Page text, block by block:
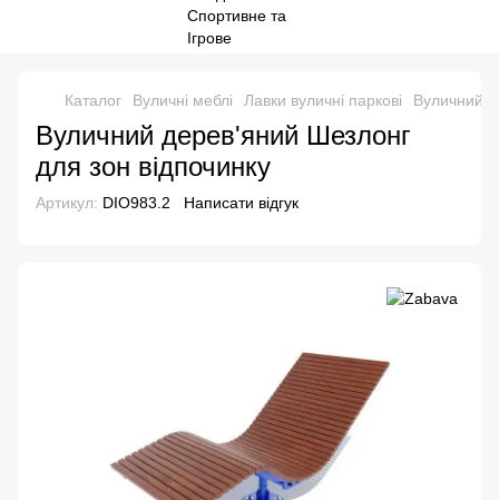
Каталог Вуличні меблі Лавки вуличні паркові Вуличний
Вуличний дерев'яний Шезлонг
для зон відпочинку
Артикул: DIO983.2 Написати відгук